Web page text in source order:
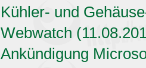
Kühler- und
Webwatch
Ankündigung